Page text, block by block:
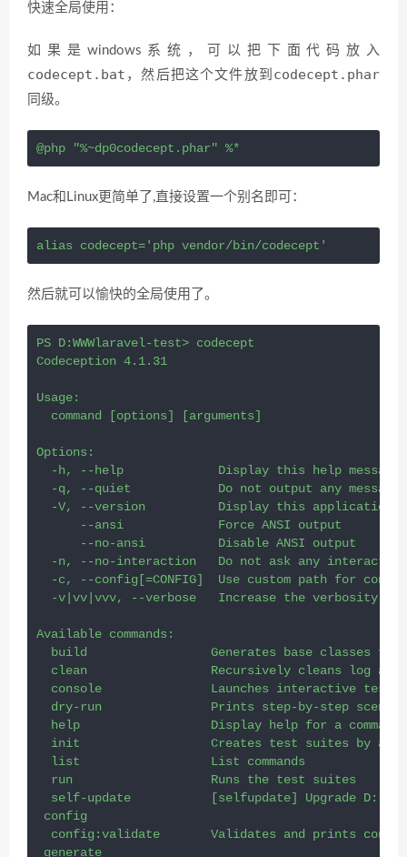
快速全局使用：
如果是windows系统，可以把下面代码放入
codecept.bat ，然后把这个文件放到 codecept.phar
同级。
@php "%~dp0codecept.phar" %*
Mac和Linux更简单了,直接设置一个别名即可：
alias codecept='php vendor/bin/codecept'
然后就可以愉快的全局使用了。
PS D:WWWlaravel-test> codecept
Codeception 4.1.31
Usage:
  command [options] [arguments]
Options:
-h, --help Display this help message
-q, --quiet Do not output any message
-V, --version Display this application
--ansi Force ANSI output
--no-ansi Disable ANSI output
-n, --no-interaction Do not ask any interactive
-c, --config [=CONFIG]  Use custom path for config
-v |vv|vvv, --verbose Increase the verbosity of
Available commands:
  build                 Generates base classes
for
clean                 Recursively cleans log and
console               Launches interactive test
dry-run               Prints step-by-step
  help                  Display help
for a command
init                  Creates test suites by a
  list                  List commands
  run                   Runs the test suites
self-update           [selfupdate] Upgrade
config
config:validate       Validates and prints
generate